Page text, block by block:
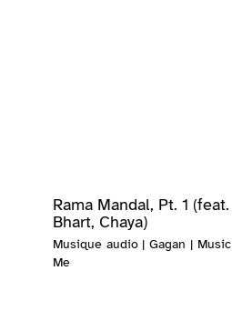
Rama Mandal, Pt. 1 (feat.
Bhart, Chaya)
Musique audio | Gagan | Music
Me